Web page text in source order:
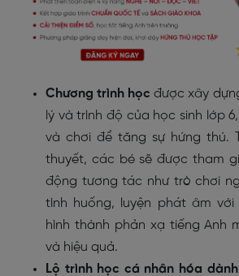
Chương trình học được xây
lý và trình độ của học sinh lớp
và chơi để tăng sự hứng thú.
thuyết, các bé sẽ được tham
động tương tác như trò chơi
tình huống, luyện phát âm
hình thành phản xạ tiếng Anh
và hiệu quả.
Lộ trình học cá nhân hóa